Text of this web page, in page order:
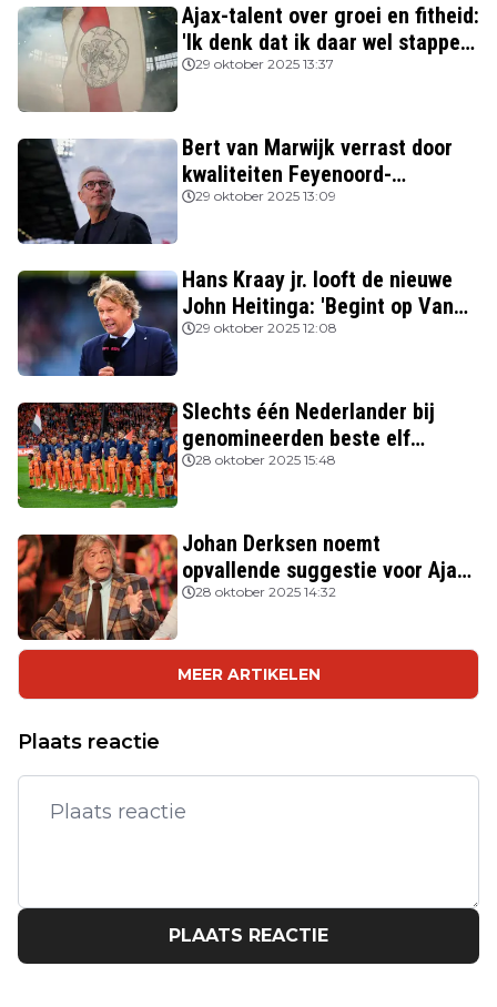
Ajax-talent over groei en fitheid:
'Ik denk dat ik daar wel stappen
in heb gezet'
29 oktober 2025 13:37
Bert van Marwijk verrast door
kwaliteiten Feyenoord-
aanvoerder: 'Niemand zag
29 oktober 2025 13:09
Hans Kraay jr. looft de nieuwe
John Heitinga: 'Begint op Van
Gaal te lijken'
29 oktober 2025 12:08
Slechts één Nederlander bij
genomineerden beste elf
FIFPRO
28 oktober 2025 15:48
Johan Derksen noemt
opvallende suggestie voor Ajax:
'Wacht op hem als opvolger van
28 oktober 2025 14:32
MEER ARTIKELEN
Plaats reactie
PLAATS REACTIE